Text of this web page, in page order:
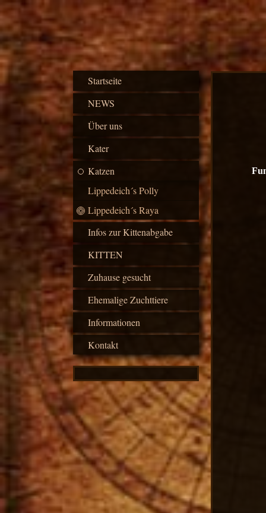
Startseite
NEWS
Über uns
Kater
Katzen
Lippedeich´s Polly
Lippedeich´s Raya
Infos zur Kittenabgabe
KITTEN
Zuhause gesucht
Ehemalige Zuchttiere
Informationen
Kontakt